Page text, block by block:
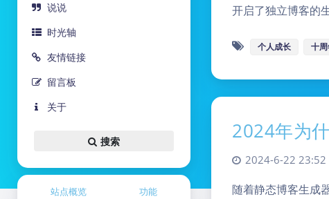
说说
时光轴
友情链接
留言板
关于
搜索
站点概览 功能
开启了独立博客的
个人成长 十
2024年为
2024-6-22 23:52
随着静态博客生成